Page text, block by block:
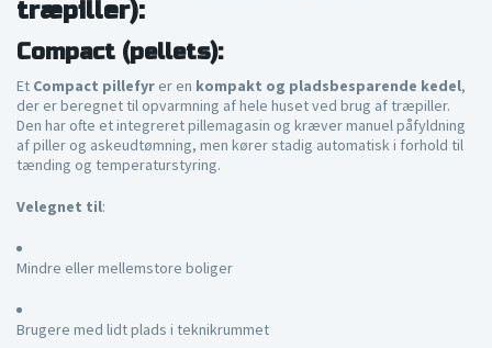
træpiller):
Compact (pellets):
Et Compact pillefyr er en kompakt og pladsbesparende kedel,
der er beregnet til opvarmning af hele huset ved brug af træpiller.
Den har ofte et integreret pillemagasin og kræver manuel påfyldning
af piller og askeudtømning, men kører stadig automatisk i forhold til
tænding og temperaturstyring.
Velegnet til:
Mindre eller mellemstore boliger
Brugere med lidt plads i teknikrummet